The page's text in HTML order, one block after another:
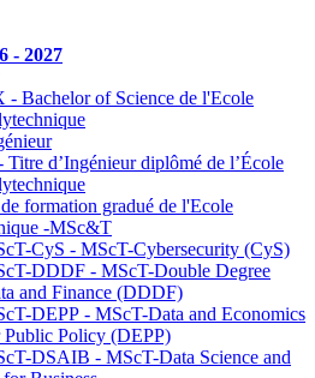
- 2027
- Bachelor of Science de l'Ecole
Titre d’Ingénieur diplômé de l’École
formation gradué de l'Ecole
-MSc&T
CyS - MScT-Cybersecurity (CyS)
DDDF - MScT-Double Degree
and Finance (DDDF)
DEPP - MScT-Data and Economics
Public Policy (DEPP)
DSAIB - MScT-Data Science and